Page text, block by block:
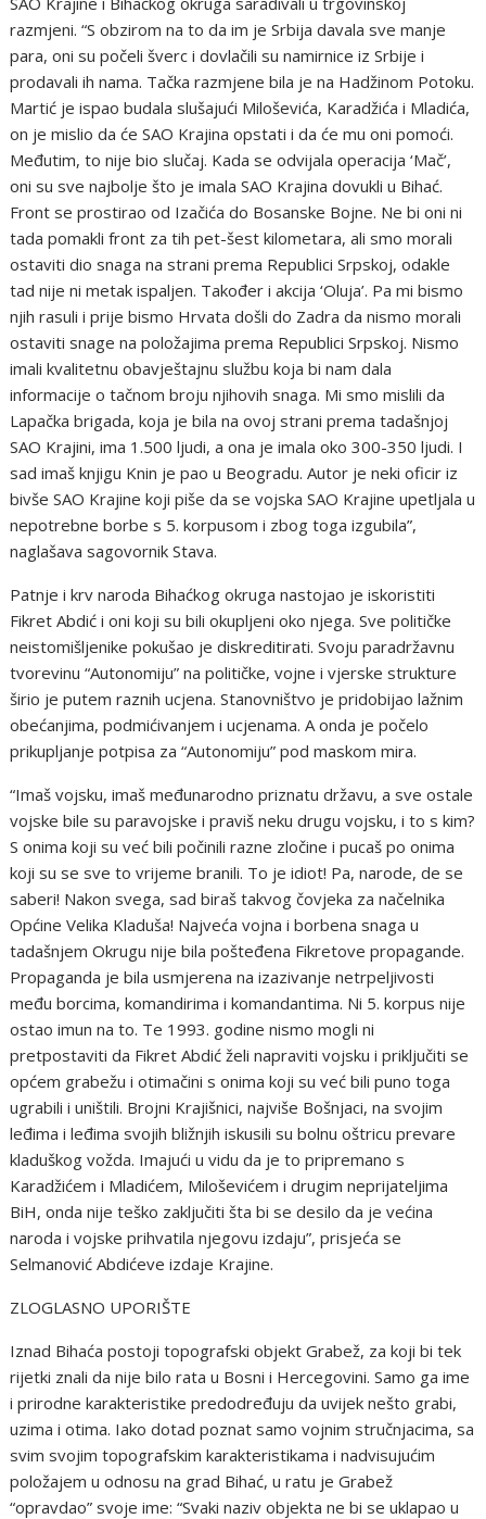
razmjeni. “S obzirom na to da im je Srbija davala sve manje
para, oni su počeli šverc i dovlačili su namirnice iz Srbije i
prodavali ih nama. Tačka razmjene bila je na Hadžinom Potoku.
Martić je ispao budala slušajući Miloševića, Karadžića i Mladića,
on je mislio da će SAO Krajina opstati i da će mu oni pomoći.
Međutim, to nije bio slučaj. Kada se odvijala operacija ‘Mač’,
oni su sve najbolje što je imala SAO Krajina dovukli u Bihać.
Front se prostirao od Izačića do Bosanske Bojne. Ne bi oni ni
tada pomakli front za tih pet-šest kilometara, ali smo morali
ostaviti dio snaga na strani prema Republici Srpskoj, odakle
tad nije ni metak ispaljen. Također i akcija ‘Oluja’. Pa mi bismo
njih rasuli i prije bismo Hrvata došli do Zadra da nismo morali
ostaviti snage na položajima prema Republici Srpskoj. Nismo
imali kvalitetnu obavještajnu službu koja bi nam dala
informacije o tačnom broju njihovih snaga. Mi smo mislili da
Lapačka brigada, koja je bila na ovoj strani prema tadašnjoj
SAO Krajini, ima 1.500 ljudi, a ona je imala oko 300-350 ljudi. I
sad imaš knjigu Knin je pao u Beogradu. Autor je neki oficir iz
bivše SAO Krajine koji piše da se vojska SAO Krajine upetljala u
nepotrebne borbe s 5. korpusom i zbog toga izgubila”,
naglašava sagovornik Stava.
Patnje i krv naroda Bihaćkog okruga nastojao je iskoristiti
Fikret Abdić i oni koji su bili okupljeni oko njega. Sve političke
neistomišljenike pokušao je diskreditirati. Svoju paradržavnu
tvorevinu “Autonomiju” na političke, vojne i vjerske strukture
širio je putem raznih ucjena. Stanovništvo je pridobijao lažnim
obećanjima, podmićivanjem i ucjenama. A onda je počelo
prikupljanje potpisa za “Autonomiju” pod maskom mira.
“Imaš vojsku, imaš međunarodno priznatu državu, a sve ostale
vojske bile su paravojske i praviš neku drugu vojsku, i to s kim?
S onima koji su već bili počinili razne zločine i pucaš po onima
koji su se sve to vrijeme branili. To je idiot! Pa, narode, de se
saberi! Nakon svega, sad biraš takvog čovjeka za načelnika
Općine Velika Kladuša! Najveća vojna i borbena snaga u
tadašnjem Okrugu nije bila pošteđena Fikretove propagande.
Propaganda je bila usmjerena na izazivanje netrpeljivosti
među borcima, komandirima i komandantima. Ni 5. korpus nije
ostao imun na to. Te 1993. godine nismo mogli ni
pretpostaviti da Fikret Abdić želi napraviti vojsku i priključiti se
općem grabežu i otimačini s onima koji su već bili puno toga
ugrabili i uništili. Brojni Krajišnici, najviše Bošnjaci, na svojim
leđima i leđima svojih bližnjih iskusili su bolnu oštricu prevare
kladuškog vožda. Imajući u vidu da je to pripremano s
Karadžićem i Mladićem, Miloševićem i drugim neprijateljima
BiH, onda nije teško zaključiti šta bi se desilo da je većina
naroda i vojske prihvatila njegovu izdaju”, prisjeća se
Selmanović Abdićeve izdaje Krajine.
ZLOGLASNO UPORIŠTE
Iznad Bihaća postoji topografski objekt Grabež, za koji bi tek
rijetki znali da nije bilo rata u Bosni i Hercegovini. Samo ga ime
i prirodne karakteristike predodređuju da uvijek nešto grabi,
uzima i otima. Iako dotad poznat samo vojnim stručnjacima, sa
svim svojim topografskim karakteristikama i nadvisujućim
položajem u odnosu na grad Bihać, u ratu je Grabež
“opravdao” svoje ime: “Svaki naziv objekta ne bi se uklapao u